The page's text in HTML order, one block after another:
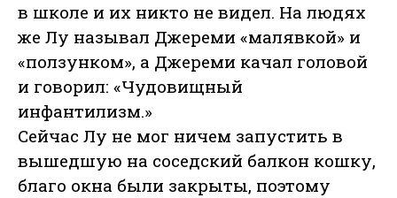
в школе и их никто не видел. На людях
же Лу называл Джереми «малявкой» и
«ползунком», а Джереми качал головой
и говорил: «Чудовищный
инфантилизм.»
Сейчас Лу не мог ничем запустить в
вышедшую на соседский балкон кошку,
благо окна были закрыты, поэтому